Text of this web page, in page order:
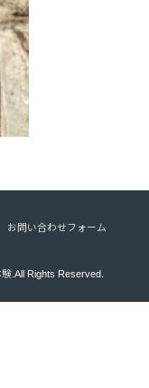
お問い合わせフォーム
験 .All Rights Reserved.